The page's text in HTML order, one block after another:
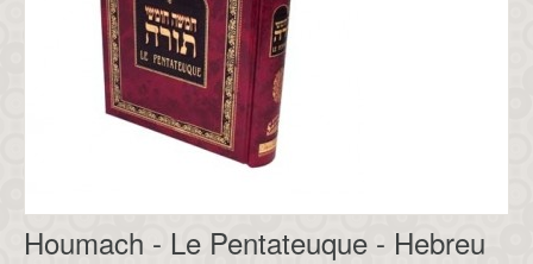
Houmach - Le Pentateuque - Hebreu